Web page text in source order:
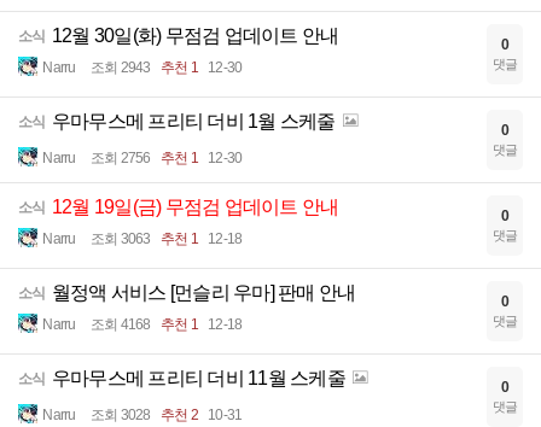
소식 12월 30일(화) 무점검 업데이트 안내
Narru 조회 2943 추천 1 12-30
0
댓글
소식 우마무스메 프리티 더비 1월 스케줄
Narru 조회 2756 추천 1 12-30
0
댓글
소식 12월 19일(금) 무점검 업데이트 안내
Narru 조회 3063 추천 1 12-18
0
댓글
소식 월정액 서비스 [먼슬리 우마] 판매 안내
Narru 조회 4168 추천 1 12-18
0
댓글
소식 우마무스메 프리티 더비 11월 스케줄
Narru 조회 3028 추천 2 10-31
0
댓글